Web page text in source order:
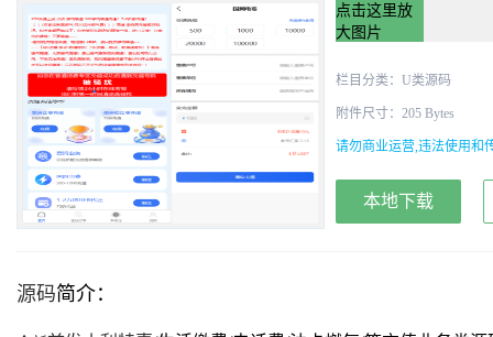
栏目分类： U类源码
附件尺寸：205 Bytes
请勿商业运营,违法使用和
本地下载
源码简介：
点击这里放
大图片